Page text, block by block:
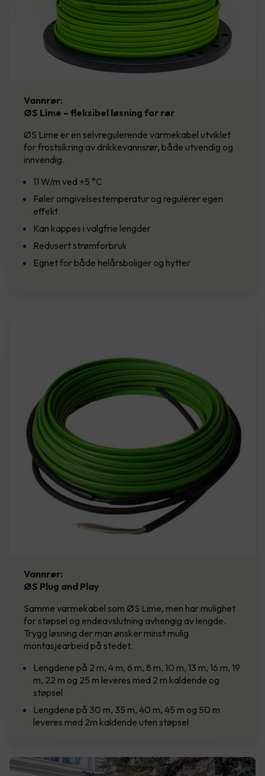
Vannrør:
ØS Lime – fleksibel løsning for rør
ØS Lime er en selvregulerende varmekabel utviklet
for frostsikring av drikkevannsrør, både utvendig og
innvendig.
11 W/m ved +5 °C
Føler omgivelsestemperatur og regulerer egen
effekt
Kan kappes i valgfrie lengder
Redusert strømforbruk
Egnet for både helårsboliger og hytter
Vannrør:
ØS Plug and Play
Samme varmekabel som ØS Lime, men har mulighet
for støpsel og endeavslutning avhengig av lengde.
Trygg løsning der man ønsker minst mulig
montasjearbeid på stedet.
Lengdene på 2 m, 4 m, 6 m, 8 m, 10 m, 13 m, 16 m, 19
m, 22 m og 25 m leveres med 2 m kaldende og
støpsel
Lengdene på 30 m, 35 m, 40 m, 45 m og 50 m
leveres med 2m kaldende uten støpsel